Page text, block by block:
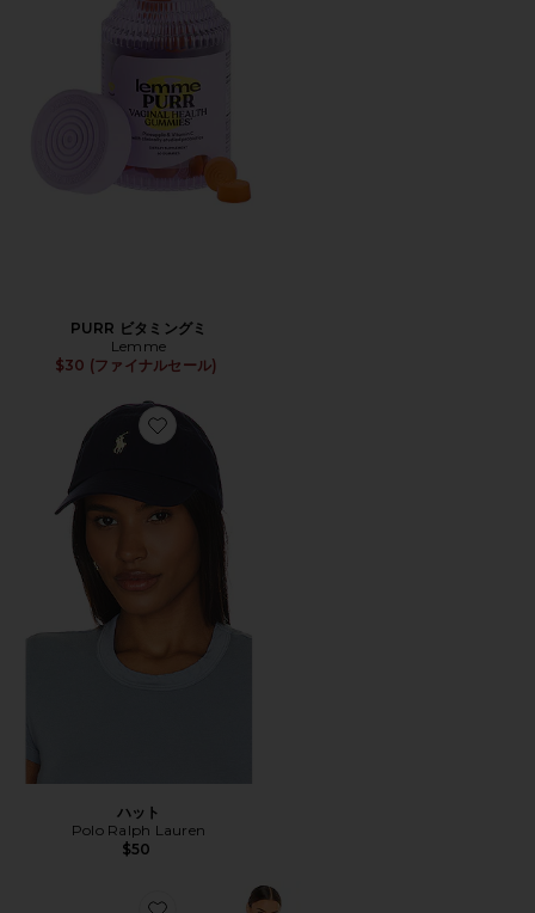
PURR ビタミングミ
Lemme
$30 (ファイナルセール)
Favorite ハット
ハット
Polo Ralph Lauren
$50